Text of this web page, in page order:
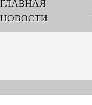
ГЛАВНАЯ
НОВОСТИ